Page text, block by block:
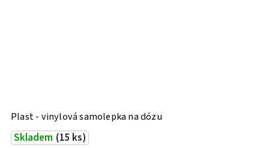
Plast - vinylová samolepka na dózu
Skladem (15 ks)